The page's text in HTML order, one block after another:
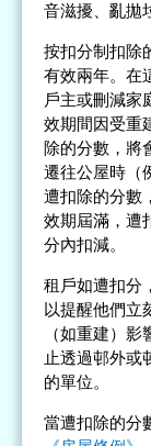
音滋擾、亂拋
按扣分制扣除
有效兩年。在
戶主或刪減家
效期間因受重
除的分數，將
遷往公屋時（
遭扣除的分數
效期屆滿，遭
分內扣減。
租戶如遭扣分
以提醒他們立
（如重建）
止透過邨外或
的單位。
當遭扣除的分